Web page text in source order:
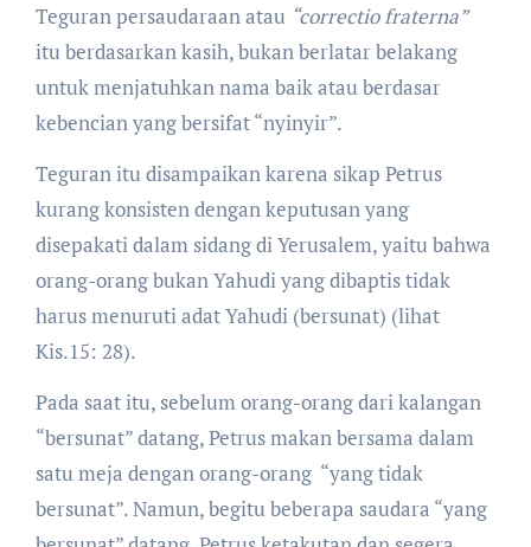
Teguran persaudaraan atau “correctio fraterna”
itu berdasarkan kasih, bukan berlatar belakang
untuk menjatuhkan nama baik atau berdasar
kebencian yang bersifat “nyinyir”.
Teguran itu disampaikan karena sikap Petrus
kurang konsisten dengan keputusan yang
disepakati dalam sidang di Yerusalem, yaitu bahwa
orang-orang bukan Yahudi yang dibaptis tidak
harus menuruti adat Yahudi (bersunat) (lihat
Kis.15: 28).
Pada saat itu, sebelum orang-orang dari kalangan
“bersunat” datang, Petrus makan bersama dalam
satu meja dengan orang-orang “yang tidak
bersunat”. Namun, begitu beberapa saudara “yang